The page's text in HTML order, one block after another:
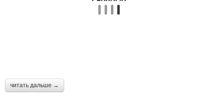
читать дальше →